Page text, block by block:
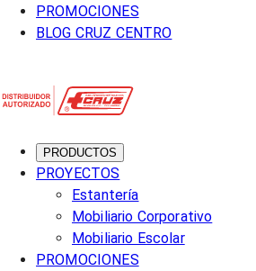
PROMOCIONES
BLOG CRUZ CENTRO
PRODUCTOS
PROYECTOS
Estantería
Mobiliario Corporativo
Mobiliario Escolar
PROMOCIONES